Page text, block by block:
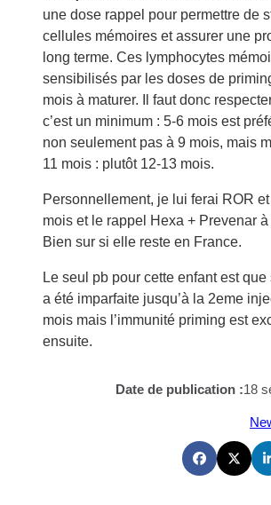
une dose rappel pour permettre de
cellules mémoires et assurer une
long terme. Ces lymphocytes
sensibilisés par les doses de
mois à maturer. Il faut donc
c’est un minimum : 5-6 mois est
non seulement pas à 9 mois, mais
11 mois : plutôt 12-13 mois.
Personnellement, je lui ferai ROR
mois et le rappel Hexa + Prevenar
Bien sur si elle reste en France.
Le seul pb pour cette enfant est que
a été imparfaite jusqu’à la 2eme
mois mais l’immunité priming est
ensuite.
Date de publication :18